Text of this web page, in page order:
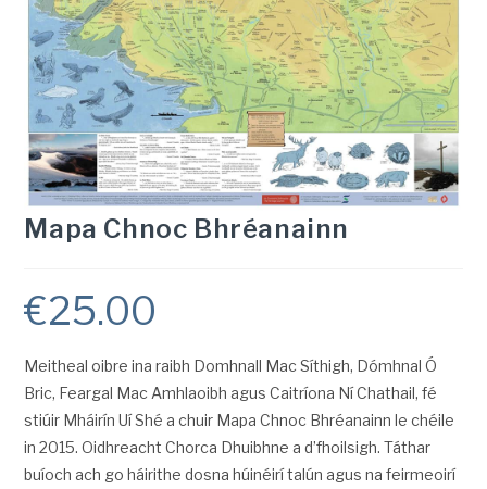
Mapa Chnoc Bhréanainn
€25.00
Meitheal oibre ina raibh Domhnall Mac Síthigh, Dómhnal Ó
Bric, Feargal Mac Amhlaoibh agus Caitríona Ní Chathail, fé
stiúir Mháirín Uí Shé a chuir Mapa Chnoc Bhréanainn le chéile
in 2015. Oidhreacht Chorca Dhuibhne a d’fhoilsigh. Táthar
buíoch ach go háirithe dosna húinéirí talún agus na feirmeoirí